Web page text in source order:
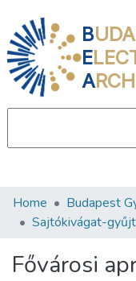
B
E
A
Communities &
Statistics
Home Budapest
Sajtókivágat-
Fővárosi